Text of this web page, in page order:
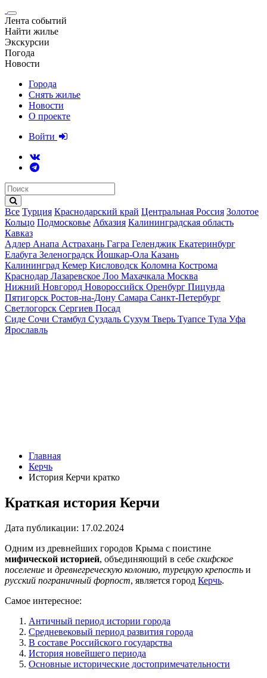
Лента событий
Найти жилье
Экскурсии
Погода
Новости
Города
Снять жилье
Новости
О проекте
Войти
Все Турция Краснодарский край Центральная Россия Золотое
Кольцо Подмосковье Абхазия Калининградская область
Кавказ
Адлер Анапа Астрахань Гагра Геленджик Екатеринбург
Елабуга Зеленоградск Йошкар-Ола Казань
Калининград Кемер Кисловодск Коломна Кострома
Краснодар Лазаревское Лоо Махачкала Москва
Нижний Новгород Новороссийск Оренбург Пицунда
Пятигорск Ростов-на-Дону Самара Санкт-Петербург
Светлогорск Сергиев Посад
Сиде Сочи Стамбул Суздаль Сухум Тверь Туапсе Тула Уфа
Ярославль
Главная
Керчь
История Керчи кратко
Краткая история Керчи
Дата публикации: 17.02.2024
Одним из древнейших городов Крыма с поистине
мифической историей, объединяющий в себе скифское
поселение и древнегреческую колонию, турецкую крепость и
русский пограничный форпост, является город Керчь.
Самое интересное:
Античный период истории города
Средневековый период развития города
В составе Российского государства
История новейшего периода
Основные исторические достопримечательности